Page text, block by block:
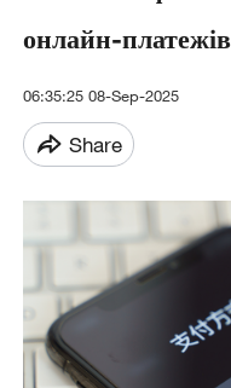
онлайн-
06:35:25 08-Sep-2025
Share